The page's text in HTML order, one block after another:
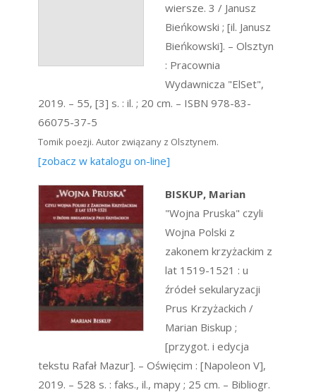
wiersze. 3 / Janusz
Bieńkowski ; [il. Janusz
Bieńkowski]. – Olsztyn
: Pracownia
Wydawnicza "ElSet",
2019. – 55, [3] s. : il. ; 20 cm. – ISBN 978-83-
66075-37-5
Tomik poezji. Autor związany z Olsztynem.
[zobacz w katalogu on-line]
BISKUP, Marian
"Wojna Pruska" czyli
Wojna Polski z
zakonem krzyżackim z
lat 1519-1521 : u
źródeł sekularyzacji
Prus Krzyżackich /
Marian Biskup ;
[przygot. i edycja
tekstu Rafał Mazur]. – Oświęcim : [Napoleon V],
2019. – 528 s. : faks., il., mapy ; 25 cm. – Bibliogr.